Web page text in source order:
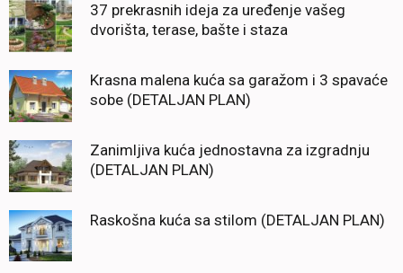
37 prekrasnih ideja za uređenje vašeg
dvorišta, terase, bašte i staza
Krasna malena kuća sa garažom i 3 spavaće
sobe (DETALJAN PLAN)
Zanimljiva kuća jednostavna za izgradnju
(DETALJAN PLAN)
Raskošna kuća sa stilom (DETALJAN PLAN)